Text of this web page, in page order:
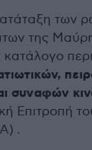
των
της
συναφών
Επιτροπή
.